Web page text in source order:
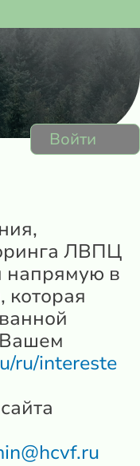
ЛВПЦ
напрямую в
которая
ru/intereste
Войти